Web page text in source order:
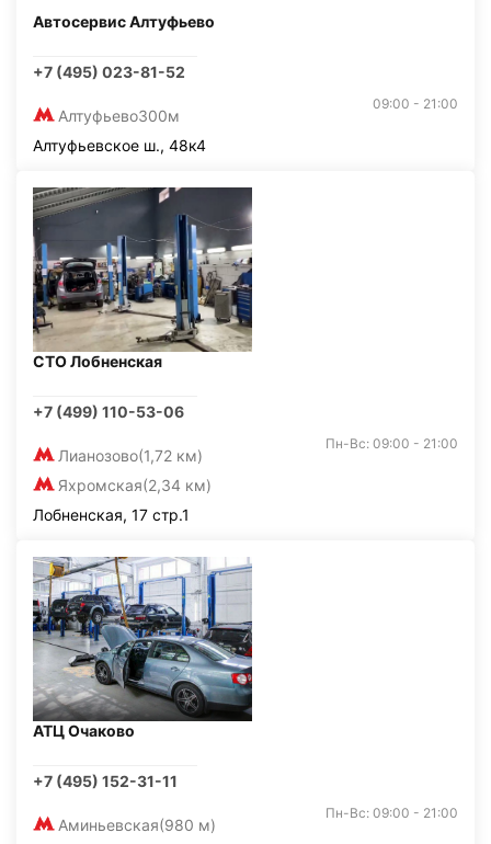
Автосервис Алтуфьево
+7 (495) 023-81-52
Алтуфьево300м
09:00 - 21:00
Алтуфьевское ш., 48к4
СТО Лобненская
+7 (499) 110-53-06
Лианозово(1,72 км)
Яхромская(2,34 км)
Пн-Вс: 09:00 - 21:00
Лобненская, 17 стр.1
АТЦ Очаково
+7 (495) 152-31-11
Аминьевская(980 м)
Пн-Вс: 09:00 - 21:00